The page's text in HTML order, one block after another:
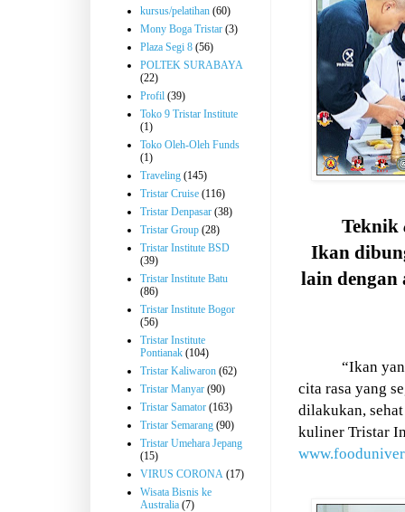
Teknik
Ikan
lain
“Ikan
cita rasa yang
dilakukan,
kuliner Tristar
kursus/pelatihan (60)
Mony Boga Tristar (3)
Plaza Segi 8 (56)
POLTEK SURABAYA
(22)
Profil (39)
Toko 9 Tristar Institute
(1)
Toko Oleh-Oleh Funds
(1)
Traveling (145)
Tristar Cruise (116)
Tristar Denpasar (38)
Tristar Group (28)
Tristar Institute BSD
(39)
Tristar Institute Batu
(86)
Tristar Institute Bogor
(56)
Tristar Institute
Pontianak (104)
Tristar Kaliwaron (62)
Tristar Manyar (90)
Tristar Samator (163)
Tristar Semarang (90)
Tristar Umehara Jepang
(15)
VIRUS CORONA (17)
Wisata Bisnis ke
Australia (7)